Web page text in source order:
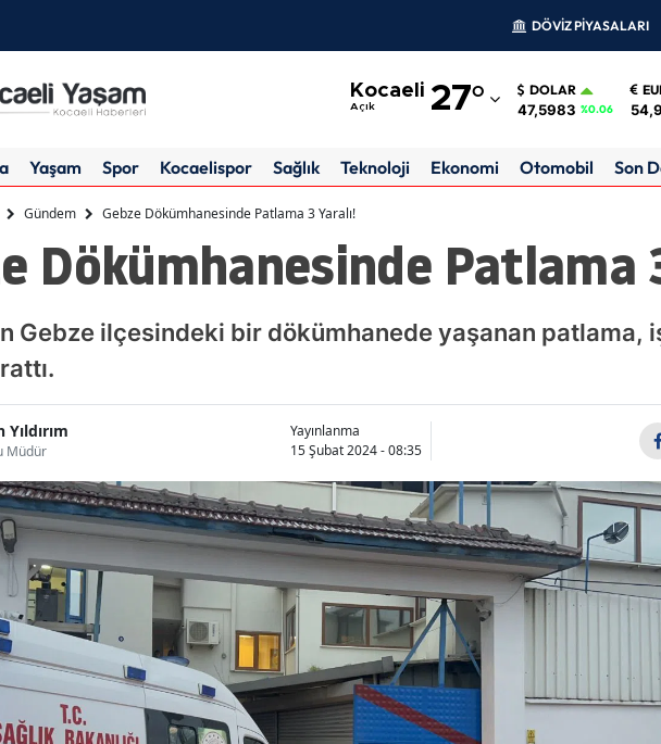
DÖVİZ PİYASALARI
Kocaeli
Açık 27°
Adıyaman
Amasya
Ankara
Antalya
Balıkesir
Bilecik
Bingöl
Bitlis
Bolu
Burdur
Bursa
DOLAR
47,5983 %0.06
Yaşam Spor Kocaelispor Sağlık Teknoloji Ekonomi Otomobil Son
Gündem Gebze Dökümhanesinde Patlama 3 Yaralı!
Dökümhanesinde Patlama
Gebze ilçesindeki bir dökümhanede yaşanan patlama,
Müdür
Yayınlanma
15 Şubat 2024 - 08:35